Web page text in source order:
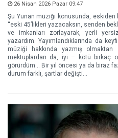
26 Nisan 2026 Pazar 09:47
Şu Yunan müziği konusunda, eskiden
“eski 45’likleri yazacaksın, senden
ve imkanları zorlayarak, yerli
yazardım. Yayımlandıklarında da
müziği hakkında yazmış
mektuplardan da, iyi – kötü birkaç
görürdüm... Bir yıl öncesi ya da biraz
durum farklı, şartlar değişti...